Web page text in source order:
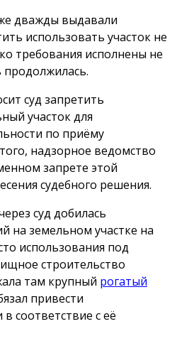
дважды выдавали
использовать участок не
требования исполнены не
продолжилась.
суд запретить
участок для
по приёму
надзорное ведомство
запрете этой
судебного решения.
суд добилась
на земельном участке на
использования под
строительство
там крупный рогатый
привести
соответствие с её